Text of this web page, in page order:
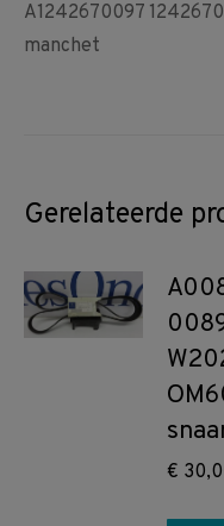
A1242670097
manchet
Gerelateerde
€